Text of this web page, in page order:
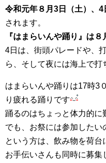
令和元年８月3日（土）、4
されます。
『はまらいんや踊り』は８
4日は、街頭パレードや、
ら、そして夜には海上で打
はまらいんや踊りは17時3
り疲れる踊りです
踊るのはちょっと体力的
でも、お祭には参加したい
という方は、飲み物を荷台
お手伝いさんも同時に募集